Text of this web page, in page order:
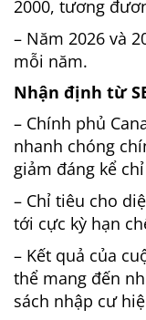
2000, tương
– Năm 2026 và
mỗi năm.
Nhận định từ
– Chính phủ
nhanh chóng
giảm đáng kể
– Chỉ tiêu cho
tới cực kỳ hạn
– Kết quả của
thể mang đến
sách nhập cư